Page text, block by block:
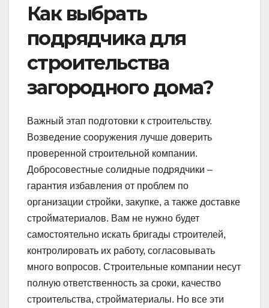
Как выбрать
подрядчика для
строительства
загородного дома?
Важный этап подготовки к строительству.
Возведение сооружения лучше доверить
проверенной строительной компании.
Добросовестные солидные подрядчики –
гарантия избавления от проблем по
организации стройки, закупке, а также доставке
стройматериалов. Вам не нужно будет
самостоятельно искать бригады строителей,
контролировать их работу, согласовывать
много вопросов. Строительные компании несут
полную ответственность за сроки, качество
строительства, стройматериалы. Но все эти